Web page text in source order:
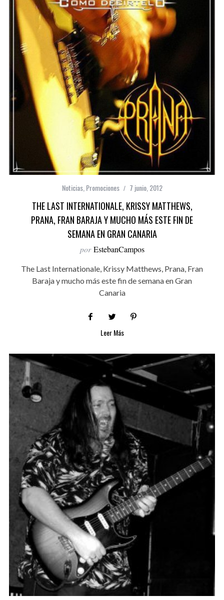
Noticias, Promociones 7 junio, 2012
THE LAST INTERNATIONALE, KRISSY MATTHEWS,
PRANA, FRAN BARAJA Y MUCHO MÁS ESTE FIN DE
SEMANA EN GRAN CANARIA
por EstebanCampos
The Last Internationale, Krissy Matthews, Prana, Fran
Baraja y mucho más este fin de semana en Gran
Canaria
Leer Más